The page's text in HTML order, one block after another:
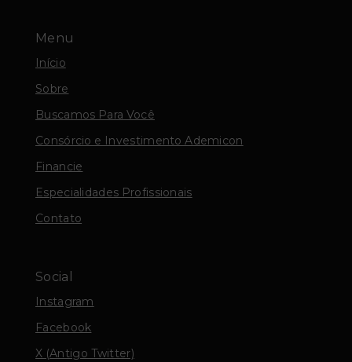
Menu
Início
Sobre
Buscamos Para Você
Consórcio e Investimento Ademicon
Financie
Especialidades Profissionais
Contato
Social
Instagram
Facebook
X (Antigo Twitter)